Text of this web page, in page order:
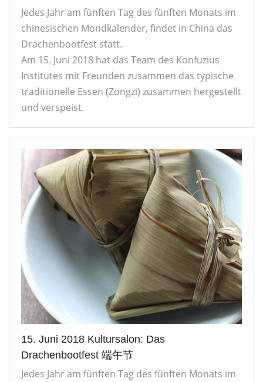
Jedes Jahr am fünften Tag des fünften Monats im
chinesischen Mondkalender, findet in China das
Drachenbootfest statt.
Am 15. Juni 2018 hat das Team des Konfuzius
Institutes mit Freunden zusammen das typische
traditionelle Essen (Zongzi) zusammen hergestellt
und verspeist.
15. Juni 2018 Kultursalon: Das
Drachenbootfest 端午节
Jedes Jahr am fünften Tag des fünften Monats im